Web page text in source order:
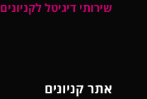
שירותי דיגיטל לקניונים
אתר קניונים